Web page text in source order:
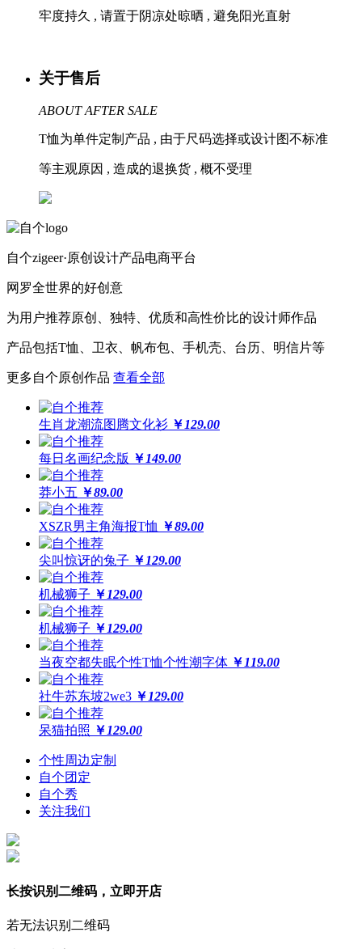
牢度持久 , 请置于阴凉处晾晒 , 避免阳光直射
关于售后
ABOUT AFTER SALE
T恤为单件定制产品 , 由于尺码选择或设计图不标准
等主观原因 , 造成的退换货 , 概不受理
自个zigeer·原创设计产品电商平台
网罗全世界的好创意
为用户推荐原创、独特、优质和高性价比的设计师作品
产品包括T恤、卫衣、帆布包、手机壳、台历、明信片等
更多自个原创作品 查看全部
生肖龙潮流图腾文化衫 ￥ 129.00
每日名画纪念版 ￥ 149.00
莽小五 ￥89.00
XSZR男主角海报T恤 ￥89.00
尖叫惊讶的兔子 ￥ 129.00
机械狮子 ￥ 129.00
机械狮子 ￥ 129.00
当夜空都失眠个性T恤个性潮字体 ￥ 119.00
社牛苏东坡2we3 ￥ 129.00
呆猫拍照 ￥ 129.00
个性周边定制
自个团定
自个秀
关注我们
长按识别二维码，立即开店
若无法识别二维码